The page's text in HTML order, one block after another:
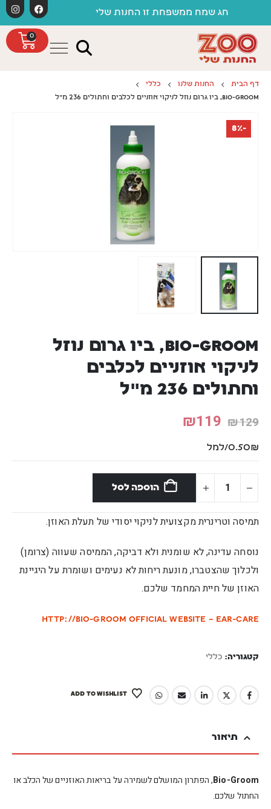
שמח ממשפחת זו החנות שלי משלוחים
0
דף הבית החנות שלנו
כללי
BIO-GROOM, ביו גרום נוזל לניקוי אוזניים לכלבים וחתולים 236 מ"ל
-8%
Bio-Groom, ביו גרום נוזל
לניקוי אוזניים לכלבים
וחתולים 236 מ"ל
₪129
₪119
0.50₪/למל
הוספה לסל
תמיסה וטרינרית מקצועית לניקוי יסודי של תעלת האוזן.
נוסחה עדינה, לא שומנית ולא דביקה, הממיסה שעווה (צרומן)
ולכלוך שהצטברו, מונעת ריחות לא נעימים ושומרת על היגיינת
האוזן של חיית המחמד שלכם.
http://Bio-Groom Official Website – Ear-Care
קטגוריה: כללי
ADD TO WISHLIST
תיאור
Bio-Groom, הפתרון המושלם לשמירה על בריאות האוזניים של הכלב או
החתול שלכם.